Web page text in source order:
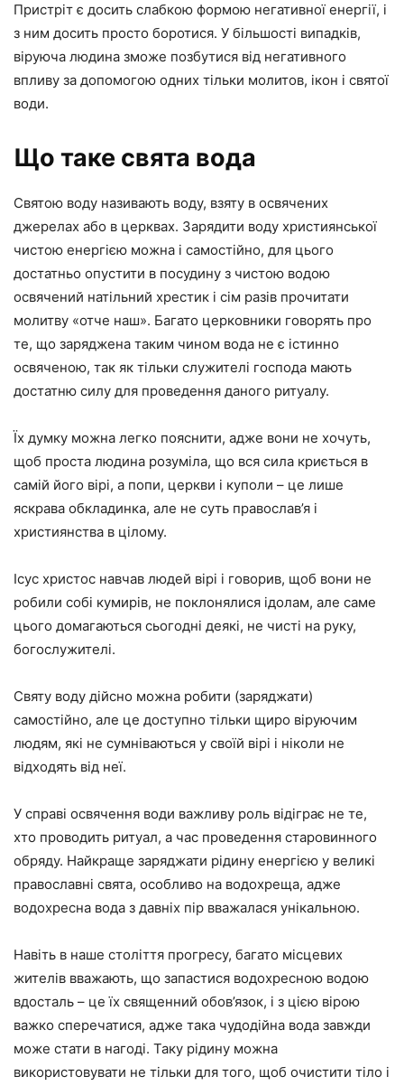
Пристріт є досить слабкою формою негативної енергії, і
з ним досить просто боротися. У більшості випадків,
віруюча людина зможе позбутися від негативного
впливу за допомогою одних тільки молитов, ікон і святої
води.
Що таке свята вода
Святою воду називають воду, взяту в освячених
джерелах або в церквах. Зарядити воду християнської
чистою енергією можна і самостійно, для цього
достатньо опустити в посудину з чистою водою
освячений натільний хрестик і сім разів прочитати
молитву «отче наш». Багато церковники говорять про
те, що заряджена таким чином вода не є істинно
освяченою, так як тільки служителі господа мають
достатню силу для проведення даного ритуалу.
Їх думку можна легко пояснити, адже вони не хочуть,
щоб проста людина розуміла, що вся сила криється в
самій його вірі, а попи, церкви і куполи – це лише
яскрава обкладинка, але не суть православ’я і
християнства в цілому.
Ісус христос навчав людей вірі і говорив, щоб вони не
робили собі кумирів, не поклонялися ідолам, але саме
цього домагаються сьогодні деякі, не чисті на руку,
богослужителі.
Святу воду дійсно можна робити (заряджати)
самостійно, але це доступно тільки щиро віруючим
людям, які не сумніваються у своїй вірі і ніколи не
відходять від неї.
У справі освячення води важливу роль відіграє не те,
хто проводить ритуал, а час проведення старовинного
обряду. Найкраще заряджати рідину енергією у великі
православні свята, особливо на водохреща, адже
водохресна вода з давніх пір вважалася унікальною.
Навіть в наше століття прогресу, багато місцевих
жителів вважають, що запастися водохресною водою
вдосталь – це їх священний обов’язок, і з цією вірою
важко сперечатися, адже така чудодійна вода завжди
може стати в нагоді. Таку рідину можна
використовувати не тільки для того, щоб очистити тіло і